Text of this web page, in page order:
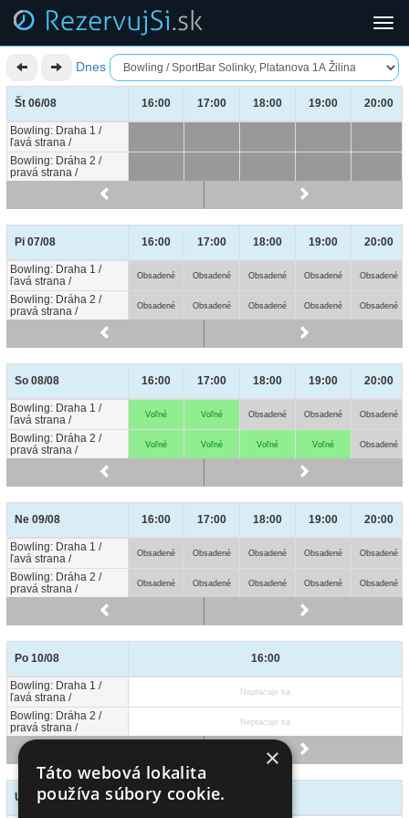
Dnes
Št 06/08
Bowling: Draha 1 /
ľavá strana /
Bowling: Dráha 2 /
pravá strana /
Št 06/08 16:00 17:00 18:00 19:00 20:00
Bowling: Draha 1 /
ľavá strana /
Bowling: Dráha 2 /
pravá strana /
Pi 07/08
Bowling: Draha 1 /
ľavá strana /
Bowling: Dráha 2 /
pravá strana /
Pi 07/08 16:00 17:00 18:00 19:00 20:00
Bowling: Draha 1 /
ľavá strana /
Obsadené Obsadené Obsadené Obsadené Obsadené
Bowling: Dráha 2 /
pravá strana /
Obsadené Obsadené Obsadené Obsadené Obsadené
So 08/08
Bowling: Draha 1 /
ľavá strana /
Bowling: Dráha 2 /
pravá strana /
So 08/08 16:00 17:00 18:00 19:00 20:00
Bowling: Draha 1 /
ľavá strana /
Voľné Voľné Obsadené Obsadené Obsadené
Bowling: Dráha 2 /
pravá strana /
Voľné Voľné Voľné Voľné Obsadené
Ne 09/08
Bowling: Draha 1 /
ľavá strana /
Bowling: Dráha 2 /
pravá strana /
Ne 09/08 16:00 17:00 18:00 19:00 20:00
Bowling: Draha 1 /
ľavá strana /
Obsadené Obsadené Obsadené Obsadené Obsadené
Bowling: Dráha 2 /
pravá strana /
Obsadené Obsadené Obsadené Obsadené Obsadené
Po 10/08
Bowling: Draha 1 /
ľavá strana /
Bowling: Dráha 2 /
pravá strana /
Po 10/08 16:00
Bowling: Draha 1 /
ľavá strana /
Nepracuje sa
Bowling: Dráha 2 /
pravá strana /
Nepracuje sa
Ut 11/08
Ut 11/08
×
Táto webová lokalita
používa súbory cookie.